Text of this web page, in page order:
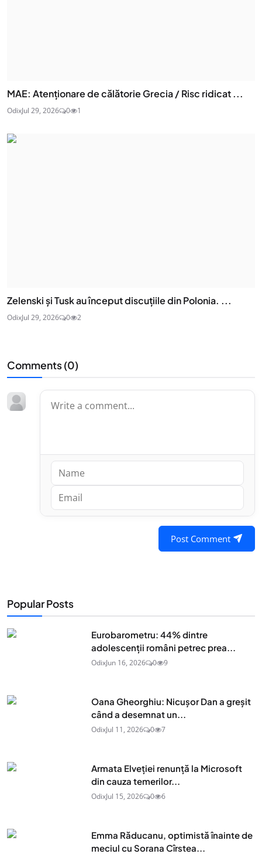
MAE: Atenţionare de călătorie Grecia / Risc ridicat ...
OdixJul 29, 2026 0 1
Zelenski și Tusk au început discuțiile din Polonia. ...
OdixJul 29, 2026 0 2
Comments (0)
Post Comment
Popular Posts
Eurobarometru: 44% dintre
adolescenţii români petrec prea...
OdixJun 16, 2026 0 9
Oana Gheorghiu: Nicușor Dan a greșit
când a desemnat un...
OdixJul 11, 2026 0 7
Armata Elveției renunță la Microsoft
din cauza temerilor...
OdixJul 15, 2026 0 6
Emma Răducanu, optimistă înainte de
meciul cu Sorana Cîrstea...